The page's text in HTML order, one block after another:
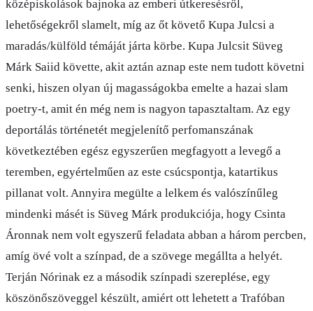
középiskolások bajnoka az emberi útkeresésről,
lehetőségekről slamelt, míg az őt követő Kupa Julcsi a
maradás/külföld témáját járta körbe. Kupa Julcsit Süveg
Márk Saiid követte, akit aztán aznap este nem tudott követni
senki, hiszen olyan új magasságokba emelte a hazai slam
poetry-t, amit én még nem is nagyon tapasztaltam. Az egy
deportálás történetét megjelenítő perfomanszának
következtében egész egyszerűen megfagyott a levegő a
teremben, egyértelműen az este csúcspontja, katartikus
pillanat volt. Annyira megülte a lelkem és valószínűleg
mindenki másét is Süveg Márk produkciója, hogy Csinta
Áronnak nem volt egyszerű feladata abban a három percben,
amíg övé volt a színpad, de a szövege megállta a helyét.
Terján Nórinak ez a második színpadi szereplése, egy
köszönőszöveggel készült, amiért ott lehetett a Trafóban